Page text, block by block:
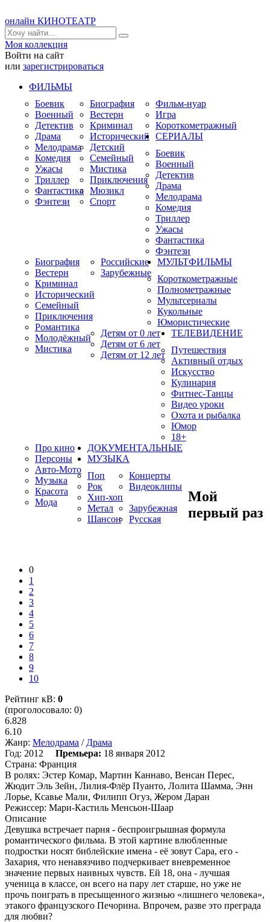
онлайн КИНОТЕАТР
Моя коллекция
Войти на сайт
или зарегистрироваться
ФИЛЬМЫ
Боевик
Военный
Детектив
Драма
Мелодрама
Комедия
Ужасы
Триллер
Фантастика
Фэнтези
Биография
Вестерн
Криминал
Исторический
Детский
Семейный
Мистика
Приключения
Мюзикл
Спорт
Фильм-нуар
Игра
Короткометражный
СЕРИАЛЫ
Боевик
Военный
Детектив
Драма
Мелодрама
Комедия
Триллер
Ужасы
Фантастика
Фэнтези
Биография
Вестерн
Криминал
Исторический
Семейный
Приключения
Романтика
Молодёжный
Мистика
Российские
Зарубежные
МУЛЬТФИЛЬМЫ
Короткометражные
Полнометражные
Мультсериалы
Кукольные
Юмористические
Детям от 0 лет
Детям от 6 лет
Детям от 12 лет
ТЕЛЕВИДЕНИЕ
Путешествия
Активный отдых
Искусство
Кулинария
Фитнес-Танцы
Видео уроки
Охота и рыбалка
Юмор
18+
Про кино
Персоны
Авто-Мото
Музыка
Красота
Мода
ДОКУМЕНТАЛЬНЫЕ
МУЗЫКА
Поп
Рок
Хип-хоп
Метал
Шансон
Концерты
Видеоклипы
Зарубежная
Русская
Мой
первый раз
0
1
2
3
4
5
6
7
8
9
10
Рейтинг кВ: 0
(проголосовало: 0)
6.828
6.10
Жанр: Мелодрама / Драма
Год: 2012 Премьера: 18 января 2012
Страна: Франция
В ролях: Эстер Комар, Мартин Каннаво, Венсан Перес,
Жюдит Эль Зейн, Лилия-Флёр Пуанто, Лолита Шамма, Энн
Лорье, Ксавье Мали, Филипп Огуз, Жером Даран
Режиссер: Мари-Кастиль Менсьон-Шаар
Описание
Девушка встречает парня - беспроигрышная формула
романтического фильма. В этой картине влюбленные
подростки носят библейские имена - её зовут Сара, его -
Захария, что ненавязчиво подчеркивает вневременное
значение первых наивных чувств. Ей 18, она - лучшая
ученица в классе, он всего на пару лет старше, но уже не
прочь поиграть в пресыщенного жизнью «лишнего человека»,
этакого французского Печорина. Впрочем, разве это преграда
для любви?